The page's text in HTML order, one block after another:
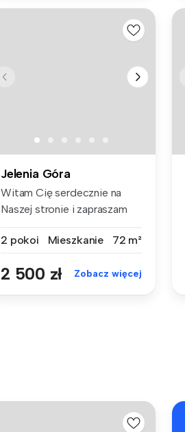
Jelenia Góra
Witam Cię serdecznie na
Naszej stronie i zapraszam
2 pokoi
Mieszkanie 72 m²
2 500 zł Zobacz więcej